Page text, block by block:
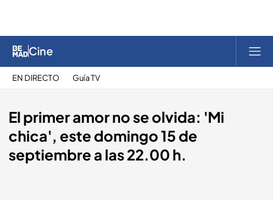
Cine
EN DIRECTO Guía TV
El primer amor no se olvida: 'Mi
chica', este domingo 15 de
septiembre a las 22.00 h.